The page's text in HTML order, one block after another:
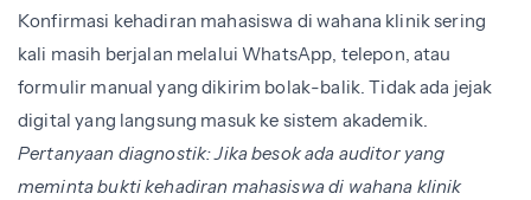
Konfirmasi kehadiran mahasiswa di wahana klinik sering
kali masih berjalan melalui WhatsApp, telepon, atau
formulir manual yang dikirim bolak-balik. Tidak ada jejak
digital yang langsung masuk ke sistem akademik.
Pertanyaan diagnostik: Jika besok ada auditor yang
meminta bukti kehadiran mahasiswa di wahana klinik